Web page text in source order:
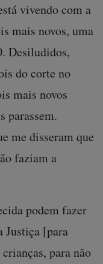
vivendo com a
mais novos, uma
Desiludidos,
do corte no
mais novos
parassem.
me disseram que
faziam a
podem fazer
Justiça [para
para não